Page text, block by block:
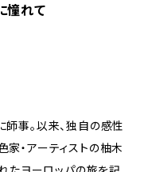
憧れて
事。以来、独自の感性
・アーティストの柚木